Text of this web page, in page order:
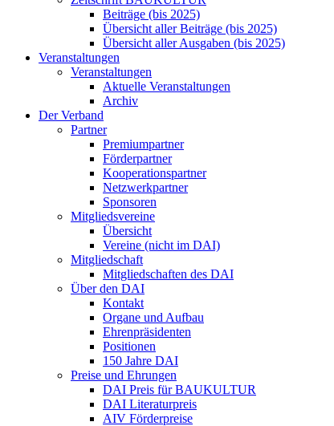
Beiträge (bis 2025)
Übersicht aller Beiträge (bis 2025)
Übersicht aller Ausgaben (bis 2025)
Veranstaltungen
Veranstaltungen
Aktuelle Veranstaltungen
Archiv
Der Verband
Partner
Premiumpartner
Förderpartner
Kooperationspartner
Netzwerkpartner
Sponsoren
Mitgliedsvereine
Übersicht
Vereine (nicht im DAI)
Mitgliedschaft
Mitgliedschaften des DAI
Über den DAI
Kontakt
Organe und Aufbau
Ehrenpräsidenten
Positionen
150 Jahre DAI
Preise und Ehrungen
DAI Preis für BAUKULTUR
DAI Literaturpreis
AIV Förderpreise